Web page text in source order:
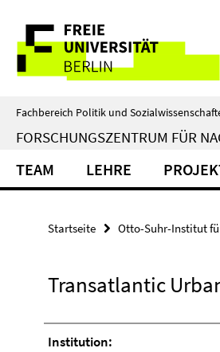
direkt
Inhalt
Service-
Navigation
Fachbereich Politik und
FORSCHUNGSZENTRUM FÜR
TEAM LEHRE
Startseite Otto-Suhr-Institut
Transatlantic
Institution: